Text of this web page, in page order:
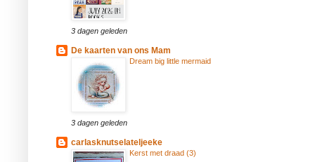
3 dagen geleden
De kaarten van ons Mam
Dream big little mermaid
3 dagen geleden
carlasknutselateljeeke
Kerst met draad (3)